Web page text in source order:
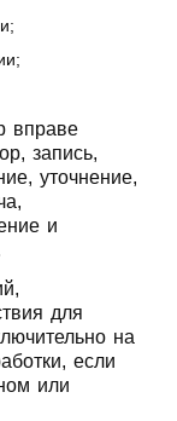
вправе
запись,
уточнение,
и
для
на
если
или